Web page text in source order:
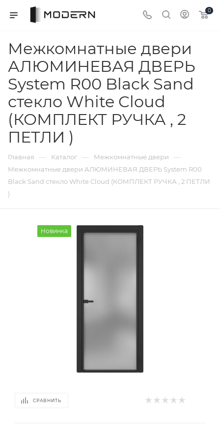
0
Межкомнатные двери
АЛЮМИНЕВАЯ ДВЕРЬ
System R00 Black Sand
стекло White Cloud
(КОМПЛЕКТ РУЧКА , 2
ПЕТЛИ )
Главная — Каталог — Межкомнатные двери —
Межкомнатные двери АЛЮМИНЕВАЯ ДВЕРЬ System R00
Black Sand стекло White Cloud (КОМПЛЕКТ РУЧКА , 2 ПЕТЛИ
)
Новинка
СРАВНИТЬ